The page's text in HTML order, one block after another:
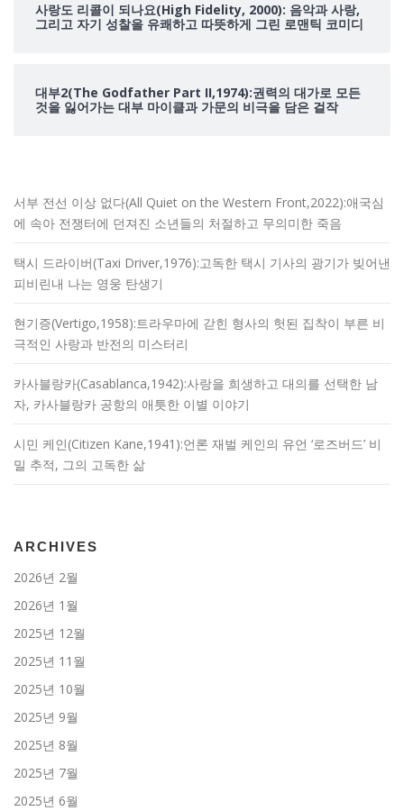
사랑도 리콜이 되나요(High Fidelity, 2000): 음악과 사랑,
그리고 자기 성찰을 유쾌하고 따뜻하게 그린 로맨틱 코미디
대부2(The Godfather Part II,1974):권력의 대가로 모든
것을 잃어가는 대부 마이클과 가문의 비극을 담은 걸작
서부 전선 이상 없다(All Quiet on the Western Front,2022):애국심
에 속아 전쟁터에 던져진 소년들의 처절하고 무의미한 죽음
택시 드라이버(Taxi Driver,1976):고독한 택시 기사의 광기가 빚어낸
피비린내 나는 영웅 탄생기
현기증(Vertigo,1958):트라우마에 갇힌 형사의 헛된 집착이 부른 비
극적인 사랑과 반전의 미스터리
카사블랑카(Casablanca,1942):사랑을 희생하고 대의를 선택한 남
자, 카사블랑카 공항의 애틋한 이별 이야기
시민 케인(Citizen Kane,1941):언론 재벌 케인의 유언 ‘로즈버드’ 비
밀 추적, 그의 고독한 삶
ARCHIVES
2026년 2월
2026년 1월
2025년 12월
2025년 11월
2025년 10월
2025년 9월
2025년 8월
2025년 7월
2025년 6월